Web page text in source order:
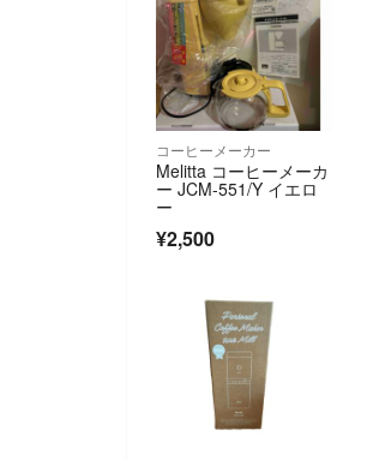
コーヒーメーカー
Melitta コーヒーメーカ
ー JCM-551/Y イエロ
ー
¥2,500